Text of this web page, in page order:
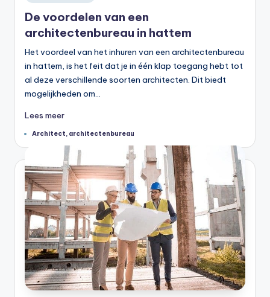
in
De voordelen van een
architectenbureau in hattem
Het voordeel van het inhuren van een architectenbureau
in hattem, is het feit dat je in één klap toegang hebt tot
al deze verschillende soorten architecten. Dit biedt
mogelijkheden om…
Lees meer
Tags:
Architect, architectenbureau